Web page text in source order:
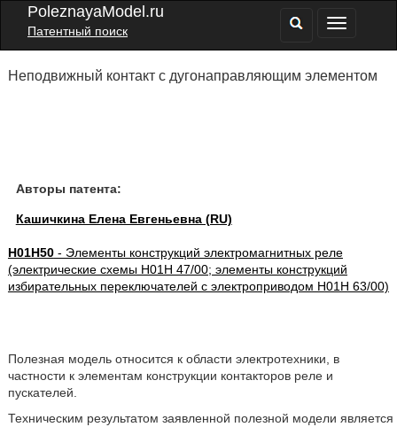
PoleznayaModel.ru
Патентный поиск
Неподвижный контакт с дугонаправляющим элементом
Авторы патента:
Кашичкина Елена Евгеньевна (RU)
H01H50- Элементы конструкций электромагнитных реле
(электрические схемы H01H 47/00; элементы конструкций
избирательных переключателей с электроприводом H01H 63/00)
Полезная модель относится к области электротехники, в
частности к элементам конструкции контакторов реле и
пускателей.
Техническим результатом заявленной полезной модели является